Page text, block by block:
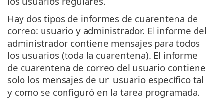
Hay dos tipos de informes de cuarentena de
correo: usuario y administrador. El informe del
administrador contiene mensajes para todos
los usuarios (toda la cuarentena). El informe
de cuarentena de correo del usuario contiene
solo los mensajes de un usuario específico tal
y como se configuró en la tarea programada.